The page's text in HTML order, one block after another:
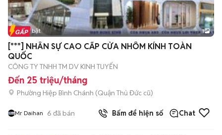
Tin nổi bật 1
[***] NHÂN SỰ CAO CẤP CỬA NHÔM KÍNH TOÀN
QUỐC
CÔNG TY TNHH TM DV KINH TUYẾN
Đến 25 triệu/tháng
Phường Hiệp Bình Chánh (Quận Thủ Đức cũ)
Mr Daihan 6 đã bán Bấm để hiện số Chat